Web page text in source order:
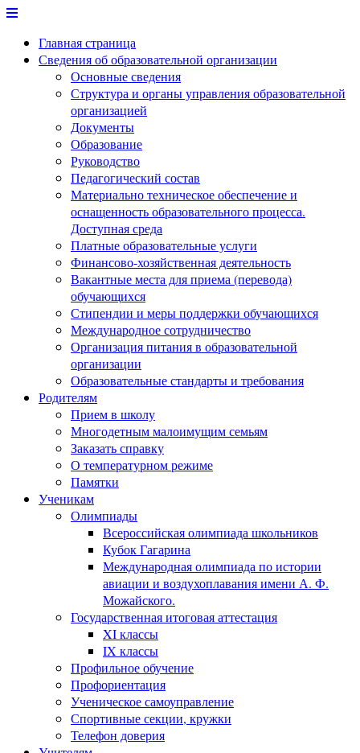
Перейти
содержимому
Главная страница
Сведения об образовательной организации
Основные сведения
Структура и органы управления образовательной
организацией
Документы
Образование
Руководство
Педагогический состав
Материально техническое обеспечение и
оснащенность образовательного процесса.
Доступная среда
Платные образовательные услуги
Финансово-хозяйственная деятельность
Вакантные места для приема (перевода)
обучающихся
Стипендии и меры поддержки обучающихся
Международное сотрудничество
Организация питания в образовательной
организации
Образовательные стандарты и требования
Родителям
Прием в школу
Многодетным малоимущим семьям
Заказать справку
О температурном режиме
Памятки
Ученикам
Олимпиады
Всероссийская олимпиада школьников
Кубок Гагарина
Международная олимпиада по истории
авиации и воздухоплавания имени А. Ф.
Можайского.
Государственная итоговая аттестация
XI классы
IX классы
Профильное обучение
Профориентация
Ученическое самоуправление
Спортивные секции, кружки
Телефон доверия